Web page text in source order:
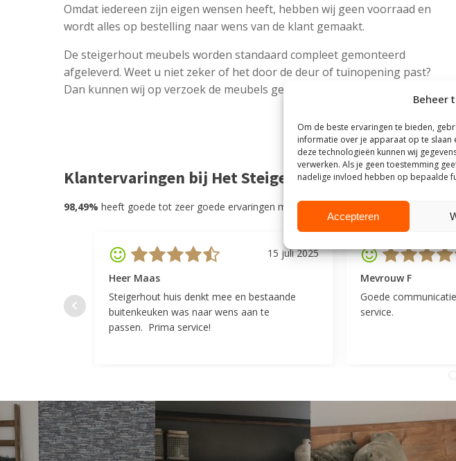
Beheer
Om de beste ervaringen te bieden,
informatie over je apparaat op te
deze technologieën kunnen wij
verwerken. Als je geen toestemming
nadelige invloed hebben op bepaalde
Accepteren
Omdat iedereen zijn eigen wensen heeft, hebben wij geen voorraad en
wordt alles op bestelling naar wens van de klant gemaakt.
De steigerhout meubels worden standaard compleet gemonteerd
afgeleverd. Weet u niet zeker of het door de deur of tuinopening past?
Dan kunnen wij op verzoek de meubels gedemonteerd afleveren.
Klantervaringen bij Het Steigerhouthuis
98,49% heeft goede tot zeer goede ervaringen met Het Steigerhouthuis op basis van
15 juli 2025
Heer Maas
Steigerhout huis denkt mee en bestaande
buitenkeuken was naar wens aan te
passen. Prima service!
Mevrouw F
Goede
service.